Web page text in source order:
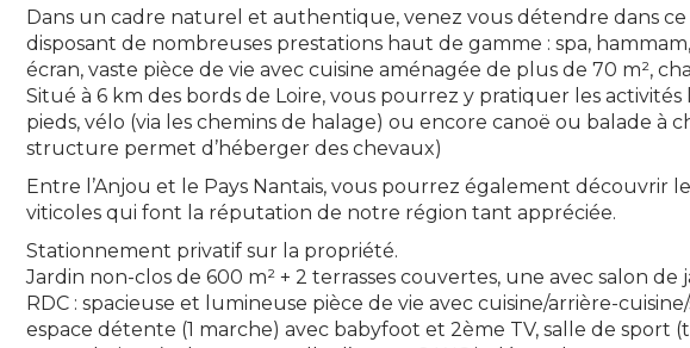
Dans un cadre naturel et authentique, venez vous détendre dans
disposant de nombreuses prestations haut de gamme : spa,
écran, vaste pièce de vie avec cuisine aménagée de plus de 70 m²,
Situé à 6 km des bords de Loire, vous pourrez y pratiquer les activités
pieds, vélo (via les chemins de halage) ou encore canoë ou balade à
structure permet d’héberger des chevaux)
Entre l’Anjou et le Pays Nantais, vous pourrez également découvrir
viticoles qui font la réputation de notre région tant appréciée.
Stationnement privatif sur la propriété.
Jardin non-clos de 600 m² + 2 terrasses couvertes, une avec salon de
RDC : spacieuse et lumineuse pièce de vie avec cuisine/arrière-
espace détente (1 marche) avec babyfoot et 2ème TV, salle de sport